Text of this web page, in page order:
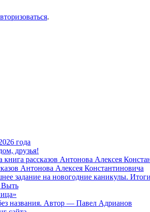
.
года
друзья!
рассказов Антонова Алексея
Антонова Алексея Константиновича
задание на новогодние каникулы.
Выть
названия. Автор — Павел Адрианов